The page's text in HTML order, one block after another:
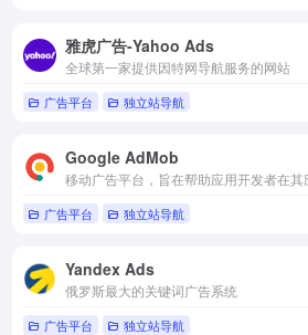
雅虎广告-Yahoo Ads
全球第一家提供因特网导航服务的网站
广告平台 独立站导航
Google AdMob
广告平台 独立站导航
Yandex Ads
俄罗斯最大的关键词广告系统
广告平台 独立站导航